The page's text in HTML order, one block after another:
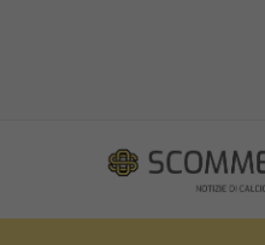
contenuto